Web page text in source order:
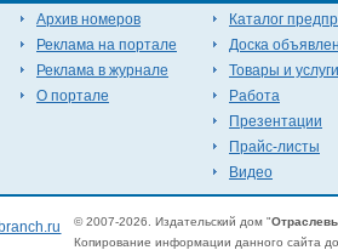
Архив номеров
Реклама на портале
Реклама в журнале
О портале
Каталог
Доска
Товары и услуги
Работа
Презентации
Прайс-листы
Видео
© 2007-2026. Издательский дом "
Копирование информации данного сайта